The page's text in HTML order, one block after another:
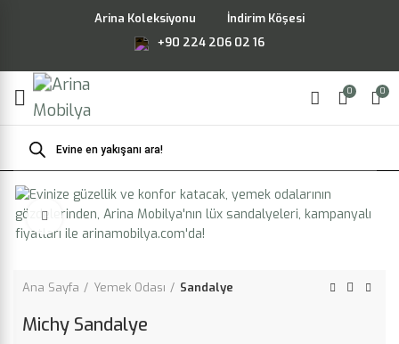
Arina Koleksiyonu
İndirim Köşesi
+90 224 206 02 16
0 0
Products
search
Büyütmek için tıklayın
Ana Sayfa Yemek Odası Sandalye
Michy Sandalye